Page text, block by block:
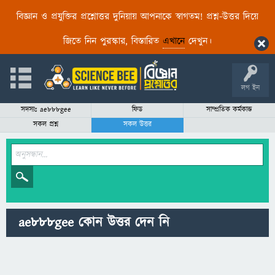
বিজ্ঞান ও প্রযুক্তির প্রশ্নোত্তর দুনিয়ায় আপনাকে স্বাগতম! প্রশ্ন-উত্তর দিয়ে
জিতে নিন পুরস্কার, বিস্তারিত এখানেদেখুন।
লগ ইন
সদস্যঃ ae888gee ফিড
সাম্প্রতিক কর্মকান্ড
সকল প্রশ্ন
সকল উত্তর
ae888gee কোন উত্তর দেন নি